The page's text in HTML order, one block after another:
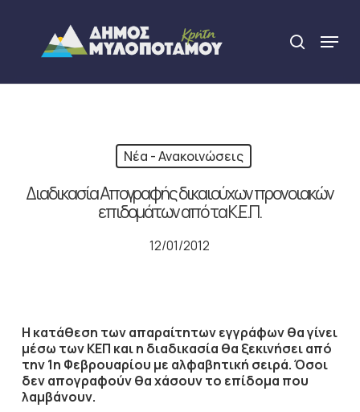
content
search
Menu
Νέα - Ανακοινώσεις
Διαδικασία Απογραφής δικαιούχων προνοιακών
επιδομάτων από τα Κ.Ε.Π.
12/01/2012
Η κατάθεση των απαραίτητων εγγράφων θα γίνει
μέσω των ΚΕΠ και η διαδικασία θα ξεκινήσει από
την 1η Φεβρουαρίου με αλφαβητική σειρά. Όσοι
δεν απογραφούν θα χάσουν το επίδομα που
λαμβάνουν.
Close